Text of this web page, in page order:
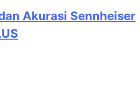
Akurasi Sennheiser